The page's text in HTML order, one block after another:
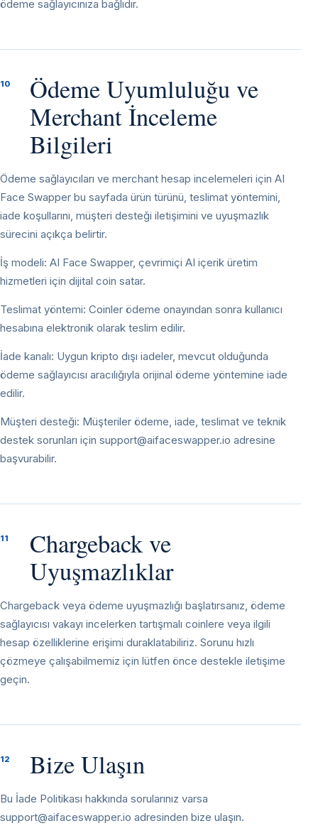
ödeme sağlayıcınıza bağlıdır.
10
Ödeme Uyumluluğu ve
Merchant İnceleme
Bilgileri
Ödeme sağlayıcıları ve merchant hesap incelemeleri için AI
Face Swapper bu sayfada ürün türünü, teslimat yöntemini,
iade koşullarını, müşteri desteği iletişimini ve uyuşmazlık
sürecini açıkça belirtir.
İş modeli: AI Face Swapper, çevrimiçi AI içerik üretim
hizmetleri için dijital coin satar.
Teslimat yöntemi: Coinler ödeme onayından sonra kullanıcı
hesabına elektronik olarak teslim edilir.
İade kanalı: Uygun kripto dışı iadeler, mevcut olduğunda
ödeme sağlayıcısı aracılığıyla orijinal ödeme yöntemine iade
edilir.
Müşteri desteği: Müşteriler ödeme, iade, teslimat ve teknik
destek sorunları için support@aifaceswapper.io adresine
başvurabilir.
11
Chargeback ve
Uyuşmazlıklar
Chargeback veya ödeme uyuşmazlığı başlatırsanız, ödeme
sağlayıcısı vakayı incelerken tartışmalı coinlere veya ilgili
hesap özelliklerine erişimi duraklatabiliriz. Sorunu hızlı
çözmeye çalışabilmemiz için lütfen önce destekle iletişime
geçin.
12 Bize Ulaşın
Bu İade Politikası hakkında sorularınız varsa
support@aifaceswapper.io adresinden bize ulaşın.